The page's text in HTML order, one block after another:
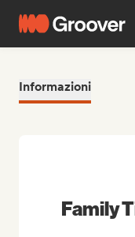
Informazioni
Family